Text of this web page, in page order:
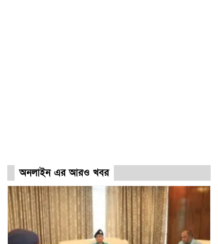
অনলাইন এর আরও খবর